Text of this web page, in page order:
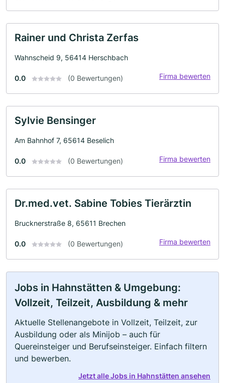
Rainer und Christa Zerfas
Wahnscheid 9, 56414 Herschbach
0.0 (0 Bewertungen) Firma bewerten
Sylvie Bensinger
Am Bahnhof 7, 65614 Beselich
0.0 (0 Bewertungen) Firma bewerten
Dr.med.vet. Sabine Tobies Tierärztin
Brucknerstraße 8, 65611 Brechen
0.0 (0 Bewertungen) Firma bewerten
Jobs in Hahnstätten & Umgebung:
Vollzeit, Teilzeit, Ausbildung & mehr
Aktuelle Stellenangebote in Vollzeit, Teilzeit, zur
Ausbildung oder als Minijob – auch für
Quereinsteiger und Berufseinsteiger. Einfach filtern
und bewerben.
Jetzt alle Jobs in Hahnstätten ansehen